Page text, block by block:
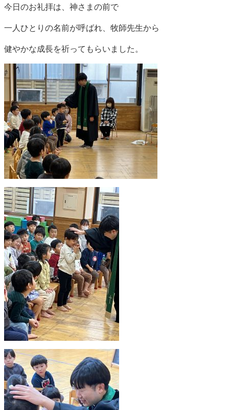
今日のお礼拝は、神さまの前で
一人ひとりの名前が呼ばれ、牧師先生から
健やかな成長を祈ってもらいました。